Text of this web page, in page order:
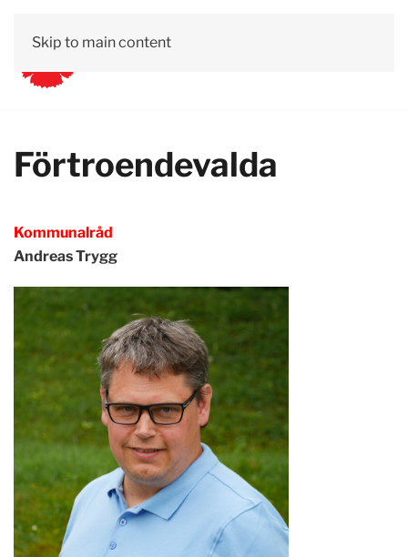
Skip to main content
Förtroendevalda
Kommunalråd
Andreas Trygg